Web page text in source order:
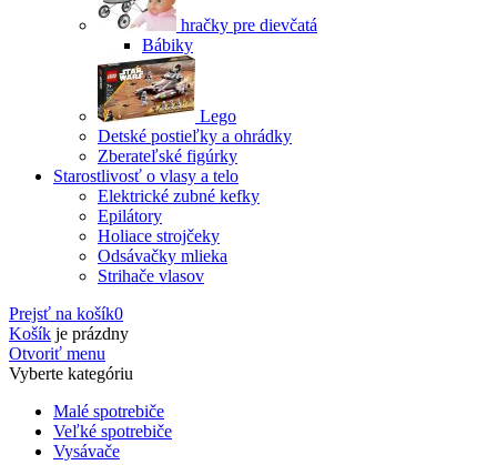
hračky pre dievčatá
Bábiky
Lego
Detské postieľky a ohrádky
Zberateľské figúrky
Starostlivosť o vlasy a telo
Elektrické zubné kefky
Epilátory
Holiace strojčeky
Odsávačky mlieka
Strihače vlasov
Prejsť na košík0
Košík je prázdny
Otvoriť menu
Vyberte kategóriu
Malé spotrebiče
Veľké spotrebiče
Vysávače